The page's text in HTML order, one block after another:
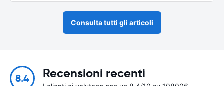
Consulta tutti gli articoli
8.4 Recensioni recenti